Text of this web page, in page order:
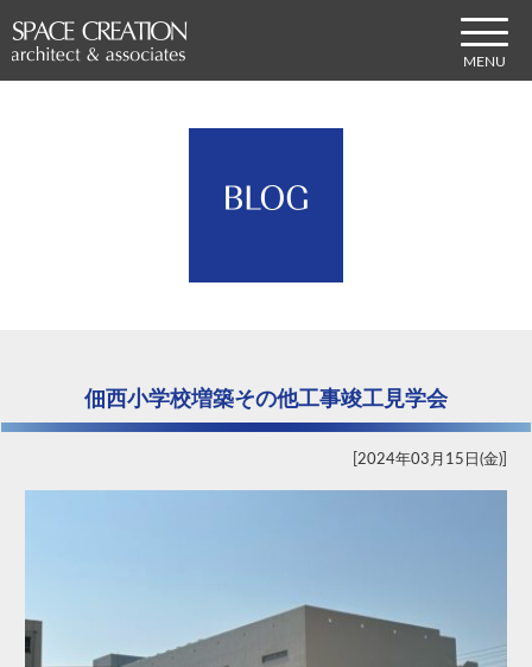
佃西小学校増築その他工事竣工見学会
2024年03月15日(金)